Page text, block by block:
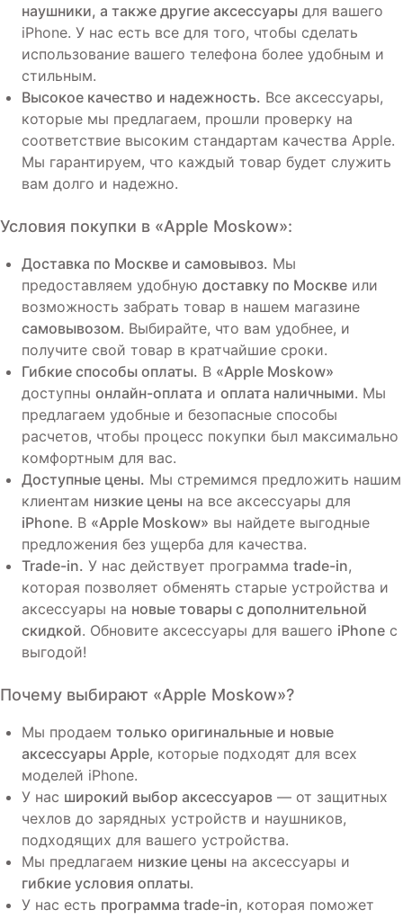
наушники, а также другие аксессуары для вашего
iPhone. У нас есть все для того, чтобы сделать
использование вашего телефона более удобным и
стильным.
Высокое качество и надежность. Все аксессуары,
которые мы предлагаем, прошли проверку на
соответствие высоким стандартам качества Apple.
Мы гарантируем, что каждый товар будет служить
вам долго и надежно.
Условия покупки в «Apple Moskow»:
Доставка по Москве и самовывоз. Мы
предоставляем удобную доставку по Москве или
возможность забрать товар в нашем магазине
самовывозом. Выбирайте, что вам удобнее, и
получите свой товар в кратчайшие сроки.
Гибкие способы оплаты. В «Apple Moskow»
доступны онлайн-оплата и оплата наличными. Мы
предлагаем удобные и безопасные способы
расчетов, чтобы процесс покупки был максимально
комфортным для вас.
Доступные цены. Мы стремимся предложить нашим
клиентам низкие цены на все аксессуары для
iPhone. В «Apple Moskow» вы найдете выгодные
предложения без ущерба для качества.
Trade-in. У нас действует программа trade-in,
которая позволяет обменять старые устройства и
аксессуары на новые товары с дополнительной
скидкой. Обновите аксессуары для вашего iPhone с
выгодой!
Почему выбирают «Apple Moskow»?
Мы продаем только оригинальные и новые
аксессуары Apple, которые подходят для всех
моделей iPhone.
У нас широкий выбор аксессуаров — от защитных
чехлов до зарядных устройств и наушников,
подходящих для вашего устройства.
Мы предлагаем низкие цены на аксессуары и
гибкие условия оплаты.
У нас есть программа trade-in, которая поможет